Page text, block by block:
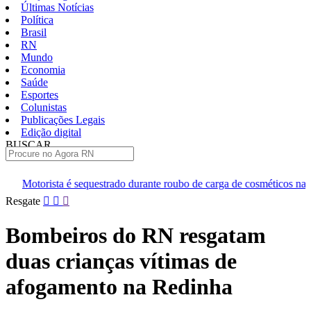
Últimas Notícias
Política
Brasil
RN
Mundo
Economia
Saúde
Esportes
Colunistas
Publicações Legais
Edição digital
BUSCAR
durante roubo de carga de cosméticos na Grande Natal
Pular
para
conteúdo
Resgate
Bombeiros do RN resgatam
duas crianças vítimas de
afogamento na Redinha